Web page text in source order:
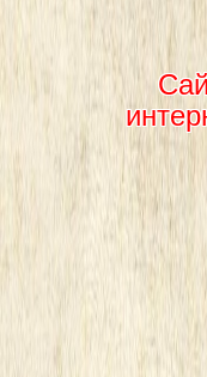
SKIP TO CONTENT